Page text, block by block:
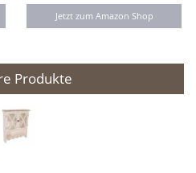
Jetzt zum Amazon Shop
Produkte